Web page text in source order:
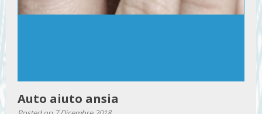
Auto aiuto ansia